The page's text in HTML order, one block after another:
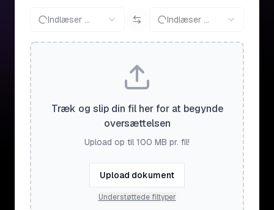
Indlæser ... Indlæser ...
Træk og slip din fil her for at begynde
oversættelsen
Upload op til 100 MB pr. fil!
Upload dokument
Understøttede filtyper